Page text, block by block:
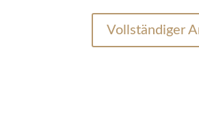
Vollständiger